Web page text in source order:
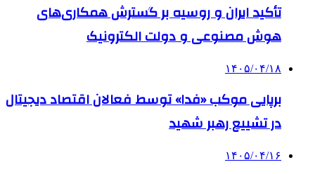
تأکید ایران و روسیه بر گسترش همکاری‌های
هوش مصنوعی و دولت الکترونیک
۱۴۰۵/۰۴/۱۸
برپایی موکب «فدا» توسط فعالان اقتصاد دیجیتال
در تشییع رهبر شهید
۱۴۰۵/۰۴/۱۶